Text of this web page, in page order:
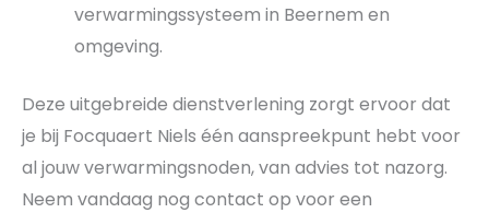
verwarmingssysteem in Beernem en
omgeving.
Deze uitgebreide dienstverlening zorgt ervoor dat
je bij Focquaert Niels één aanspreekpunt hebt voor
al jouw verwarmingsnoden, van advies tot nazorg.
Neem vandaag nog contact op voor een